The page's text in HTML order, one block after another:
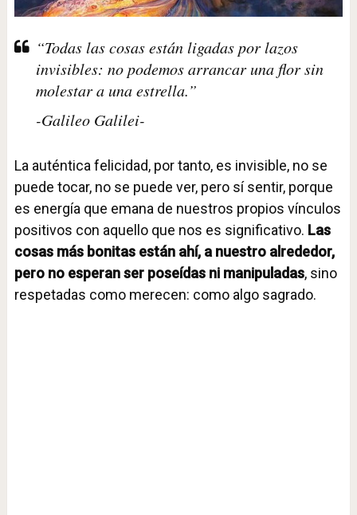
“Todas las cosas están ligadas por lazos
invisibles: no podemos arrancar una flor sin
molestar a una estrella.”
-Galileo Galilei-
La auténtica felicidad, por tanto, es invisible, no se
puede tocar, no se puede ver, pero sí sentir, porque
es energía que emana de nuestros propios vínculos
positivos con aquello que nos es significativo. Las
cosas más bonitas están ahí, a nuestro alrededor,
pero no esperan ser poseídas ni manipuladas, sino
respetadas como merecen: como algo sagrado.